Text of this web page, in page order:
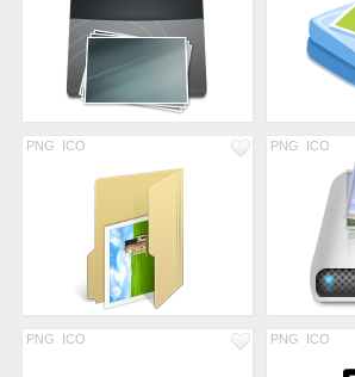
PNG ICO PNG ICO
PNG ICO PNG ICO